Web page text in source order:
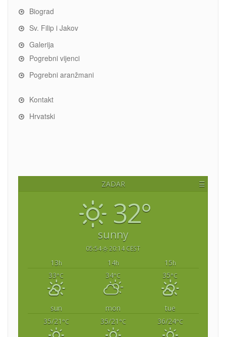
Biograd
Sv. Filip i Jakov
Galerija
Pogrebni vijenci
Pogrebni aranžmani
Kontakt
Hrvatski
ZADAR ☰
32°
sunny
05:54 20:14 CEST
13h 14h 15h
33°C 34°C 35°C
sun mon
tue
35/21 °C 35/21 °C 36/24°C